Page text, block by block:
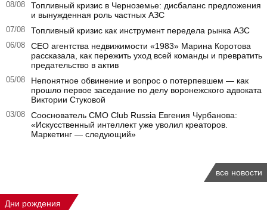
08/08
Топливный кризис в Черноземье: дисбаланс предложения
и вынужденная роль частных АЗС
07/08 Топливный кризис как инструмент передела рынка АЗС
06/08
CEO агентства недвижимости «1983» Марина Коротова
рассказала, как пережить уход всей команды и превратить
предательство в актив
05/08
Непонятное обвинение и вопрос о потерпевшем — как
прошло первое заседание по делу воронежского адвоката
Виктории Стуковой
03/08
Сооснователь CMO Club Russia Евгения Чурбанова:
«Искусственный интеллект уже уволил креаторов.
Маркетинг — следующий»
все новости
Дни рождения